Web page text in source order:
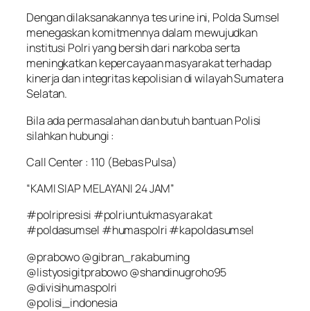
Dengan dilaksanakannya tes urine ini, Polda Sumsel
menegaskan komitmennya dalam mewujudkan
institusi Polri yang bersih dari narkoba serta
meningkatkan kepercayaan masyarakat terhadap
kinerja dan integritas kepolisian di wilayah Sumatera
Selatan.
Bila ada permasalahan dan butuh bantuan Polisi
silahkan hubungi :
Call Center : 110 (Bebas Pulsa)
“KAMI SIAP MELAYANI 24 JAM”
#polripresisi #polriuntukmasyarakat
#poldasumsel #humaspolri #kapoldasumsel
@prabowo @gibran_rakabuming
@listyosigitprabowo @shandinugroho95
@divisihumaspolri
@polisi_indonesia